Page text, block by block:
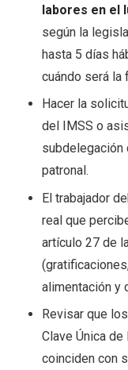
labores en el
según la
hasta 5 días
cuándo será la
Hacer la
del IMSS o
subdelegación
patronal.
El trabajador
real que
artículo 27 de
alimentación y
Revisar que
Clave Única
coinciden con